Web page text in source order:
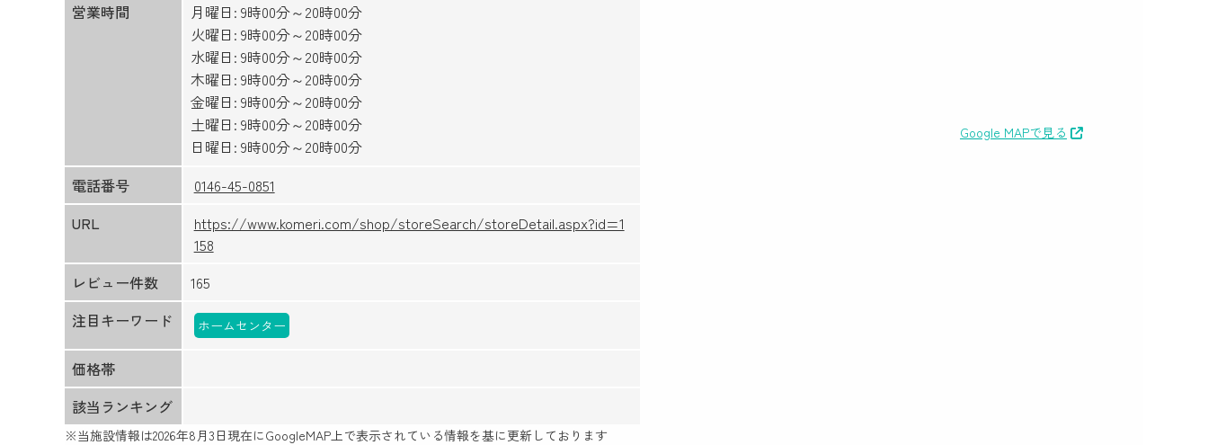
営業時間
月曜日: 9時00分～20時00分
火曜日: 9時00分～20時00分
水曜日: 9時00分～20時00分
木曜日: 9時00分～20時00分
金曜日: 9時00分～20時00分
土曜日: 9時00分～20時00分
日曜日: 9時00分～20時00分
電話番号
0146-45-0851
URL
https://www.komeri.com/shop/storeSearch/storeDetail.aspx?id=1
158
レビュー件数
165
注目キーワード
ホームセンター
価格帯
該当ランキング
※当施設情報は2026年8月3日現在にGoogleMAP上で表示されている情報を基に更新しております
Google MAPで見る